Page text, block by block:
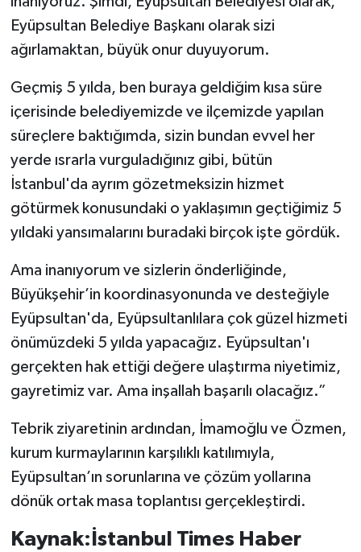
Eyüpsultan Belediye Başkanı olarak sizi
ağırlamaktan, büyük onur duyuyorum.
Geçmiş 5 yılda, ben buraya geldiğim kısa süre
içerisinde belediyemizde ve ilçemizde yapılan
süreçlere baktığımda, sizin bundan evvel her
yerde ısrarla vurguladığınız gibi, bütün
İstanbul'da ayrım gözetmeksizin hizmet
götürmek konusundaki o yaklaşımın geçtiğimiz 5
yıldaki yansımalarını buradaki birçok işte gördük.
Ama inanıyorum ve sizlerin önderliğinde,
Büyükşehir’in koordinasyonunda ve desteğiyle
Eyüpsultan'da, Eyüpsultanlılara çok güzel hizmeti
önümüzdeki 5 yılda yapacağız. Eyüpsultan'ı
gerçekten hak ettiği değere ulaştırma niyetimiz,
gayretimiz var. Ama inşallah başarılı olacağız.”
Tebrik ziyaretinin ardından, İmamoğlu ve Özmen,
kurum kurmaylarının karşılıklı katılımıyla,
Eyüpsultan’ın sorunlarına ve çözüm yollarına
dönük ortak masa toplantısı gerçekleştirdi.
Kaynak:İstanbul Times Haber